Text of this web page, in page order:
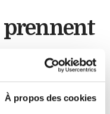
À propos des cookies
prennent